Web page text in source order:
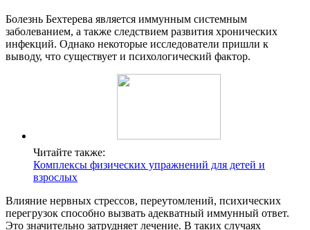
Болезнь Бехтерева является иммунным системным
заболеванием, а также следствием развития хронических
инфекций. Однако некоторые исследователи пришли к
выводу, что существует и психологический фактор.
Читайте также:
Комплексы физических упражнений для детей и
взрослых
Влияние нервных стрессов, переутомлений, психических
перегрузок способно вызвать адекватный иммунный ответ.
Это значительно затрудняет лечение. В таких случаях